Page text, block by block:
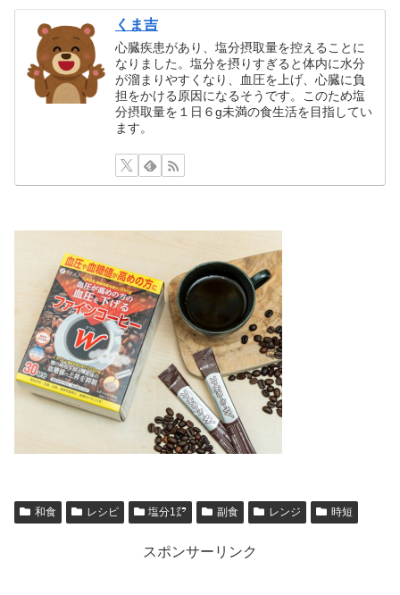
くま吉
心臓疾患があり、塩分摂取量を控えることに
なりました。塩分を摂りすぎると体内に水分
が溜まりやすくなり、血圧を上げ、心臓に負
担をかける原因になるそうです。このため塩
分摂取量を１日６g未満の食生活を目指してい
ます。
和食 レシピ 塩分1㌘ 副食 レンジ 時短
スポンサーリンク